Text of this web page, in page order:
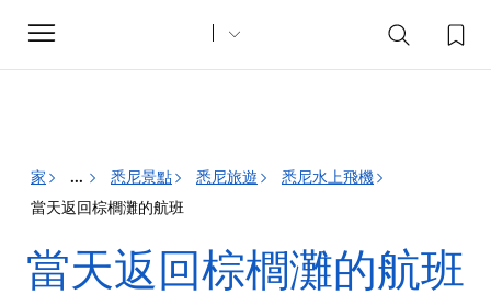
Toggle
navigation
家 ... 悉尼景點 悉尼旅遊
悉尼水上飛機
當天返回棕櫚灘的航班
當天返回棕櫚灘的航班